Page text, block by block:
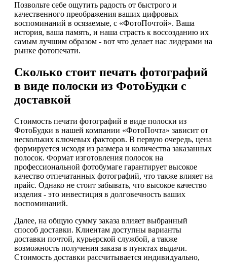
Позвольте себе ощутить радость от быстрого и
качественного преображения ваших цифровых
воспоминаний в осязаемые, с «ФотоПочтой». Ваша
история, ваша память, и наша страсть к воссозданию их
самым лучшим образом - вот что делает нас лидерами на
рынке фотопечати.
Сколько стоит печать фотографий
в виде полоски из ФотоБудки с
доставкой
Стоимость печати фотографий в виде полоски из
ФотоБудки в нашей компании «ФотоПочта» зависит от
нескольких ключевых факторов. В первую очередь, цена
формируется исходя из размера и количества заказанных
полосок. Формат изготовления полосок на
профессиональной фотобумаге гарантирует высокое
качество отпечатанных фотографий, что также влияет на
прайс. Однако не стоит забывать, что высокое качество
изделия - это инвестиция в долговечность ваших
воспоминаний.
Далее, на общую сумму заказа влияет выбранный
способ доставки. Клиентам доступны варианты
доставки почтой, курьерской службой, а также
возможность получения заказа в пунктах выдачи.
Стоимость доставки рассчитывается индивидуально,